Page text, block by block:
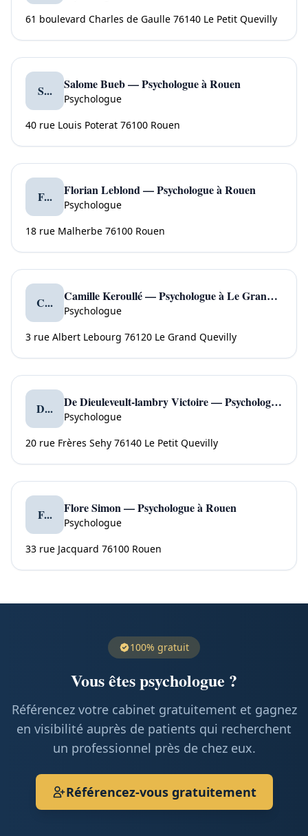
61 boulevard Charles de Gaulle 76140 Le Petit Quevilly
S... Salome Bueb — Psychologue à Rouen
Psychologue
40 rue Louis Poterat 76100 Rouen
F... Florian Leblond — Psychologue à Rouen
Psychologue
18 rue Malherbe 76100 Rouen
C... Camille Keroullé — Psychologue à Le Grand Quevilly
Psychologue
3 rue Albert Lebourg 76120 Le Grand Quevilly
D... De Dieuleveult-lambry Victoire — Psychologue à Le Petit Quevilly
Psychologue
20 rue Frères Sehy 76140 Le Petit Quevilly
F... Flore Simon — Psychologue à Rouen
Psychologue
33 rue Jacquard 76100 Rouen
100% gratuit
Vous êtes psychologue ?
Référencez votre cabinet gratuitement et gagnez
en visibilité auprès de patients qui recherchent
un professionnel près de chez eux.
Référencez-vous gratuitement